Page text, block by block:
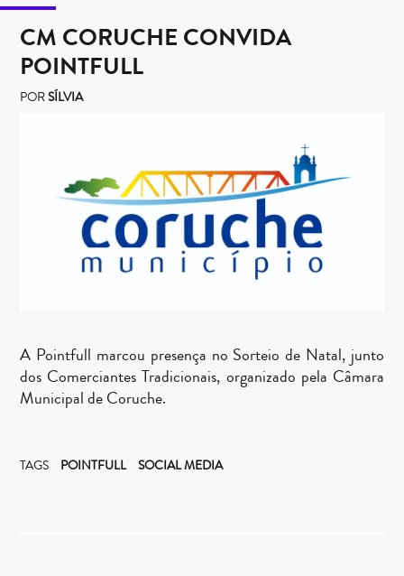
CM CORUCHE CONVIDA
POINTFULL
PORSÍLVIA
A Pointfull marcou presença no Sorteio de Natal, junto
dos Comerciantes Tradicionais, organizado pela Câmara
Municipal de Coruche.
TAGS POINTFULL SOCIAL MEDIA